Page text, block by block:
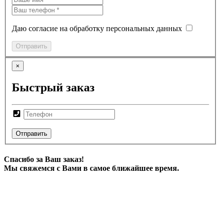
Даю согласие на обработку персональных данных
Отправить
×
Быстрый заказ
Отправить
Спасибо за Ваш заказ!
Мы свяжемся с Вами в самое ближайшее время.